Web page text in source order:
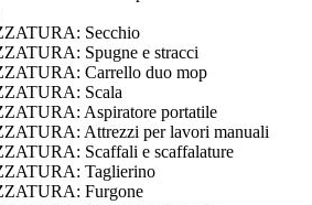
Secchio
Spugne e stracci
Carrello duo mop
Scala
Aspiratore portatile
Attrezzi per lavori manuali
Scaffali e scaffalature
Taglierino
Furgone